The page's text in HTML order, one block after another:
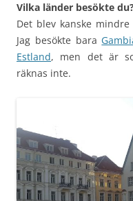
Vilka länder besökte
Det blev kanske
Jag besökte bara
Estland, men det är
räknas inte.